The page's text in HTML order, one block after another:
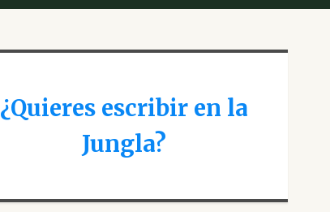
¿Quieres escribir en la
Jungla?